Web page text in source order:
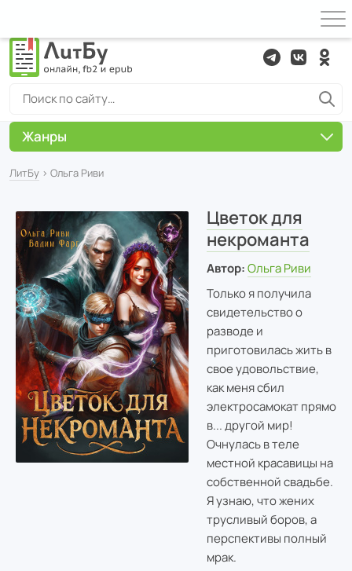
ЛитБу › Ольга Риви
Цветок для
некроманта
Автор: Ольга Риви
Только я получила
свидетельство о
разводе и
приготовилась жить в
свое удовольствие,
как меня сбил
электросамокат прямо
в... другой мир!
Очнулась в теле
местной красавицы на
собственной свадьбе.
Я узнаю, что жених
трусливый боров, а
перспективы полный
мрак.
Жанры